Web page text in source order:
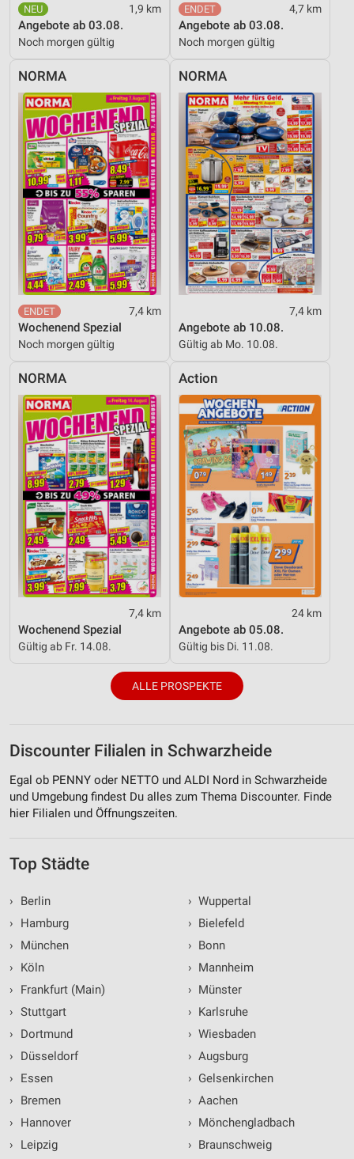
1,9 km
Angebote ab 03.08.
Noch morgen gültig
4,7 km
Angebote ab 03.08.
Noch morgen gültig
NORMA
7,4 km
Wochenend Spezial
Noch morgen gültig
NORMA
7,4 km
Angebote ab 10.08.
Gültig ab Mo. 10.08.
NORMA
7,4 km
Wochenend Spezial
Gültig ab Fr. 14.08.
Action
24 km
Angebote ab 05.08.
Gültig bis Di. 11.08.
ALLE PROSPEKTE
Discounter Filialen in Schwarzheide
Egal ob PENNY oder NETTO und ALDI Nord in Schwarzheide
und Umgebung findest Du alles zum Thema Discounter. Finde
hier Filialen und Öffnungszeiten.
Top Städte
›
Berlin
›
Hamburg
›
München
›
Köln
›
Frankfurt (Main)
› Stuttgart
›
Dortmund
›
Düsseldorf
›
Essen
›
Bremen
›
Hannover
›
Leipzig
› Wuppertal
› Bielefeld
› Bonn
› Mannheim
› Münster
› Karlsruhe
› Wiesbaden
› Augsburg
› Gelsenkirchen
› Aachen
› Mönchengladbach
› Braunschweig